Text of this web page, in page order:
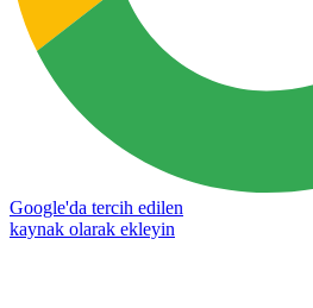
Google'da tercih edilen
kaynak olarak ekleyin